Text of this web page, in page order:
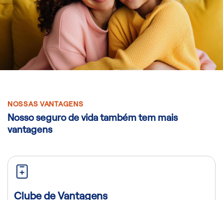
NOSSAS VANTAGENS
Nosso seguro de vida também tem mais
vantagens
Clube de Vantagens